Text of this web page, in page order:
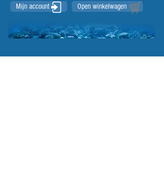
Mijn account Open winkelwagen